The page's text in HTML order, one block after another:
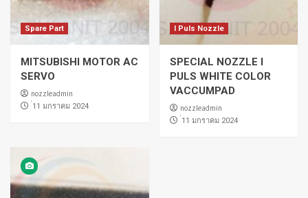
Spare Part
MITSUBISHI MOTOR AC
SERVO
nozzleadmin
่11 มกราคม 2024
I Puls Nozzle
SPECIAL NOZZLE I
PULS WHITE COLOR
VACCUMPAD
nozzleadmin
่11 มกราคม 2024